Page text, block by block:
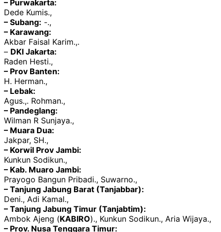
– Purwakarta:
Dede Kumis.,
– Subang: -.,
– Karawang:
Akbar Faisal Karim.,.
– DKI Jakarta:
Raden Hesti.,
– Prov Banten:
H. Herman.,
– Lebak:
Agus.,. Rohman.,
– Pandeglang:
Wilman R Sunjaya.,
– Muara Dua:
Jakpar, SH.,
– Korwil Prov Jambi:
Kunkun Sodikun.,
– Kab. Muaro Jambi:
Prayogo Bangun Pribadi., Suwarno.,
– Tanjung Jabung Barat (Tanjabbar):
Deni., Adi Kamal.,
– Tanjung Jabung Timur (Tanjabtim):
Ambok Ajeng (KABIRO)., Kunkun Sodikun., Aria Wijaya.,
– Prov. Nusa Tenggara Timur: